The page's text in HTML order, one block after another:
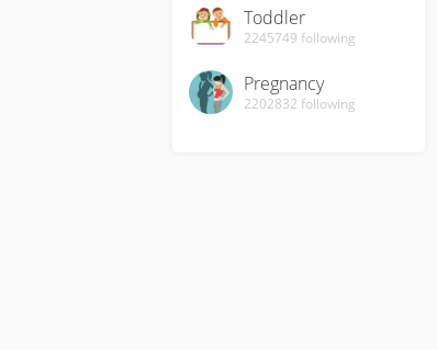
Toddler
2245749 following
Pregnancy
2202832 following